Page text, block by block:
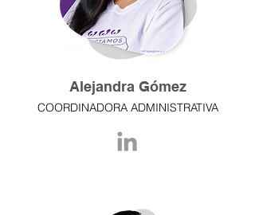
Alejandra Gómez
COORDINADORA ADMINISTRATIVA